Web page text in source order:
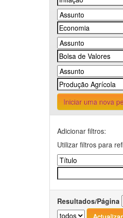
Iniciar uma nova
Adicionar filtros:
Utilizar filtros para
Resultados/Página